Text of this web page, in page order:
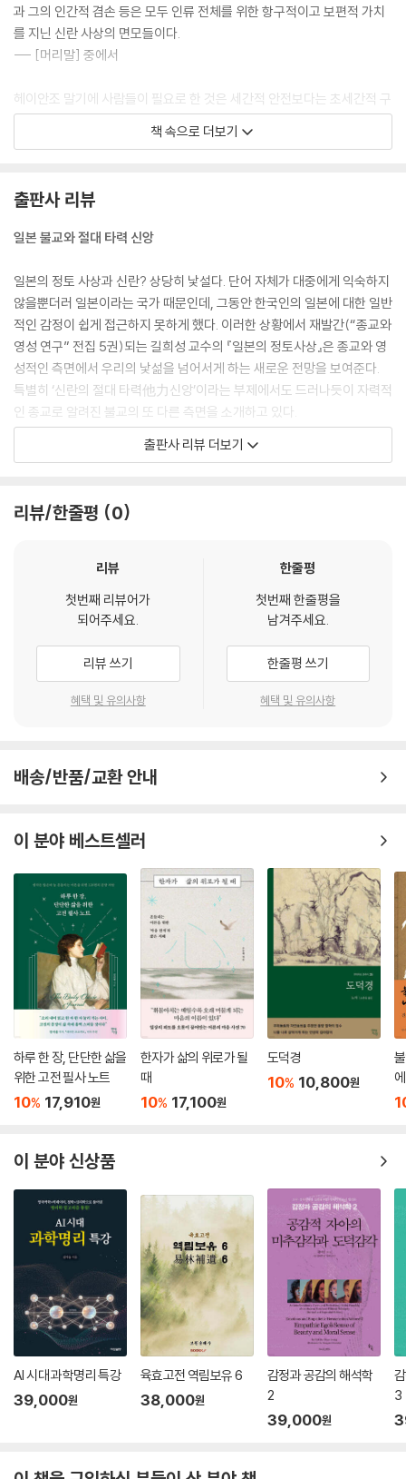
과 그의 인간적 겸손 등은 모두 인류 전체를 위한 항구적이고 보편적 가치
를 지닌 신란 사상의 면모들이다.
--- [머리말] 중에서
헤이안조 말기에 사람들이 필요로 한 것은 세간적 안전보다는 초세간적 구
원이었으며, 국가와 집단의 종교가 아니라 개인적 신앙이었으며, 옛 종교
의 안이한 시각을 떠나 세계와 인간의 문제를 있는 그대로 직시하는 종교
열했으나 기성 교단은 이를 충족시킬 능력을 상실한 지 이미 오래되었던
것이다. 그렇다면 어떻게 이러한 난관을 벗어날 수 있겠는가?
곧 이도易道, 즉 남녀노소, 사회적 신분의 귀천 그리고 도덕적 선악의 공
과에 관계없이 누구나 따를 수 있으며 모두를 구원할 수 있는 ‘쉬운 길’이었
다.
--- [1장 _ 이도易道] 중에서
범부 중생이 너무도 악해서 악이 진실로 무엇인지 모른다면 상식의 차원에
서 이루어지는 모든 선악의 구별은 ‘거짓이요 잡소리’일 수밖에 없다. 신란
은 아미타불의 은총에 접하게 됨으로써 바로 이 점을 더욱 깊이 깨닫게 된
것이다. 죄악에 대한 그의 자각은 은총의 발견 이후 사라지거나 경감되기
신란에게 죄와 악은 숙세宿世의 업業이라는 깊은 뿌리를 지녔기 때문에
사의 세계에 유전하면서 수많은 전생에 걸쳐서 축적된 업의 결과로 인식했
--- [2장 _ 범부凡夫 신란] 중에서
신란은 신심을 들음(聞)과 동일시한다. 오히려 들음을 신심과 동일시한다
고 해야 더 정확할 말이 될 것이다. 좀 더 구체적으로 말해 듣는다는 것은
“부처님의 원이 일어나게 된 본말을 듣고 의심이 없는 것”이라고 한다. 또
그의 서원과 명호에 나타난 타력에 대한 믿음을 갖게 만든다는 것이다.
가질 수 있는 참다운 불성일 수밖에 없었던 것이다. 다시 말해 부처가 될 수
있는 내재적 가능성이 아니라 우리 밖에서 오는 아미타불의 선물로서의 가
능성일 뿐이다.
--- [3장 _ 신심信心] 중에서
신심이란 ‘자연법이’로 작용하는 아미타불의 본원력에 모든 것을 맡겨 버
리는 단순하고 순수한 행위이다. 이와 같이 아무런 걱정 근심 없이 아미타
불의 은총의 세계에서 천진난만한 어린아이와 같이 뛰노는 경지야말로 아
마도 신란이 현세에서 누릴 수 있었던 최고의 경지, 최고의 지혜와 통찰이
었을 것이다. 그것은 실로 선 불교적 ‘깨달음’에 매우 가깝게 접근한 경지였
다고 말할 수 있다.
미래적 실재도 아니고 현재적 현실도 아닌 이 열반은 미래성과 현재성을
것이다. 그리스도교에서 예수가 이해한 하느님 나라(Kingdom of God)
의 시간성에 관한 신학적 표현을 빌리면, 신심을 지닌 자들에게 열반은 ‘이
미 그러나 아직 아니다’(already, but not yet)이다.
--- [4장 _ 신심에 근거한 삶] 중에서
신란에 의하면 법성법신은 방편법신인 아미타불을 떠나서는 생각할 수 없
으며 후자 또한 전자 없이는 생각할 수 없다. 법성법신은 결코 중생의 고통
에 초연한 어떤 비인격체적 실재가 아니라 중생의 아픔을 함께 느끼고 고
통의 소리에 귀를 기울이는 자비의 성품을 지녔기에 스스로 상相의 제약
그리스도교 신앙은 예수가 하느님 아들의 육화라고 말한다. 그러나 이것은
반드시 예수가 로고스의 유일한 육화라는 것을 뜻하지는 않는다. 정토 불
교에서는 진리의 역사적 매개자인 석가모니불 그리고 나아가서 그를 이은
그리스도임을 믿는다면, 이보다 한 걸음 더 나아가 예수는 무량광인 아미
책 속으로 더보기
출판사 리뷰
일본 불교와 절대 타력 신앙
일본의 정토 사상과 신란? 상당히 낯설다. 단어 자체가 대중에게 익숙하지
않을뿐더러 일본이라는 국가 때문인데, 그동안 한국인의 일본에 대한 일반
적인 감정이 쉽게 접근하지 못하게 했다. 이러한 상황에서 재발간(“종교와
영성 연구” 전집 5권)되는 길희성 교수의 『일본의 정토사상』은 종교와 영
성적인 측면에서 우리의 낯섦을 넘어서게 하는 새로운 전망을 보여준다.
특별히 ‘신란의 절대 타력他力신앙’이라는 부제에서도 드러나듯이 자력적
인 종교로 알려진 불교의 또 다른 측면을 소개하고 있다.
우리 대부분은 일본에 대하여 별로 좋지 않은 감정을 갖는다. 전반적으로
한국 불교는 일본 불교를 그다지 높이 평가하고 있지 않으며, 깊이 연구해
저자는 불교를 연구하는 사람이며 동시에 종교학자이며 신학을 공부한 사
인물에 깊은 관심을 가지게 되었음을 짐작하게 된다. 타력他力신앙을 표
우리나라에도 민간 신앙이나 대중 불교의 차원에서는 ‘나무아미타불’을 연
상할 정도로 정토 신앙이 널리 자리 잡고 있다. 정토진종의 창시자 신란은
타력 신앙을 극도로 몰고 감으로써 매우 독창적인 정토 사상을 전개한 일
본 불교의 대표적 사상가이며, 그의 사상은 실로 정토 사상의 극치라 해도
과언이 아니다.
이 책은 주로 신란의 사상에 초점을 맞춘 연구서다. 신란은 헤이안 시대 말
극심한 가난과 슬픔으로 어린 나이에 출가하게 되고 29세 때 쇼토쿠 태자
의 현몽에 이끌려 스승 호넨(法然)을 만난다. 1205년 신란은 스승 호넨으
로부터 『선택본원염불집(選擇本願念佛集)』의 서사(書寫)와 스승의 초
상화 제작을 허락받는 등 두터운 신임을 얻는다.
그러나 비슷한 시기 호넨 교단에 대한 기존 교단의 견제가 드러나기 시작
했고, 급기야 1207년 일부 염불승들의 풍기문제를 발단으로 전수염불 금
지령이 내려진다. 그로 인해 호넨을 비롯한 제자들이 체포되어 유배를 당
하게 되는데, 신란도 에치고(越後, 지금의 니가타현)로 유배된다. 유배 시
절 에치고의 호족 미요시 다메노리의 딸 에신니(惠善尼)와 결혼한다. 121
1년 11월 유배에서 풀려난 신란은 이듬해 1월 호넨이 입적하자 에신니와 함
께 히타치(常陸, 지금의 이바라기현)로 이주하고, 그곳을 거점으로 도호
쿠(東北)지방의 교화에 힘쓰며, 나름의 사상을 심화시켜 간다.
신란이 교토에 머무르며 호넨 문하의 다른 타력 염불승들의 논저를 서사하
한 이단자들이 속출했다. 대표적인 예가 신란의 친아들이었던 젠란(善鸞)
이다. 결국, 신란은 아들과 부자의 연을 끊는다. 이후로도 활발히 저술활동
을 하던 신란은 1262년 11월 28일 입적한다.
본서를 통하여 우리는 신란의 사상을 이해하게 될 것이고, 그것은 일본의
정토 신앙과 사상은 물론이요 일본 불교 전반의 특성을 이해하게 되는 것
으로 발전할 것이다. 그것만이 아니다. 기독교 신학 연구가이며 불교 연구
가이기도 한 저자의 독특한 이력으로 인하여 이 책은 우리로 불교와 기독
교의 교류를 비롯한 대화의 새로운 차원을 열어가는 계기를 마련해 줄 것
이다. 저자는 불교와 그리스도교를 단순한 학문적 관심의 대상 이상으로
여기고 있다. 저자는 두 종교가 인류의 가장 위대한 정신적 유산으로 사회
? 문화 ? 인종의 장벽을 넘어서서 모든 인간을 화합과 구원으로 이끌 수 있
는 힘을 지닌 종교라고 믿고 있다.
본서를 통하여 우리는 불교와 그리스도교가 사용하고 있는 현격한 언어와
출판사 리뷰 더보기
리뷰/한줄평 0
리뷰
첫번째 리뷰어가
되어주세요.
리뷰 쓰기
혜택 및 유의사항
한줄평
첫번째 한줄평을
남겨주세요.
한줄평 쓰기
혜택 및 유의사항
배송/반품/교환 안내
이 분야 베스트셀러
하루 한 장, 단단한 삶을
위한 고전 필사 노트
10% 17,910원
한자가 삶의 위로가 될
때
10% 17,100원
도덕경
10% 10,800원
이 분야 신상품
AI 시대 과학명리 특강
39,000원
육효고전 역림보유 6
38,000원
감정과 공감의 해석학
2
39,000원
3